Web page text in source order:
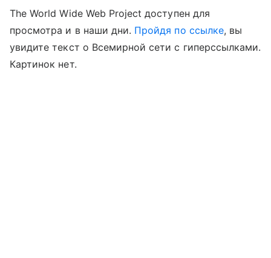
The World Wide Web Project доступен для
просмотра и в наши дни. Пройдя по ссылке, вы
увидите текст о Всемирной сети с гиперссылками.
Картинок нет.